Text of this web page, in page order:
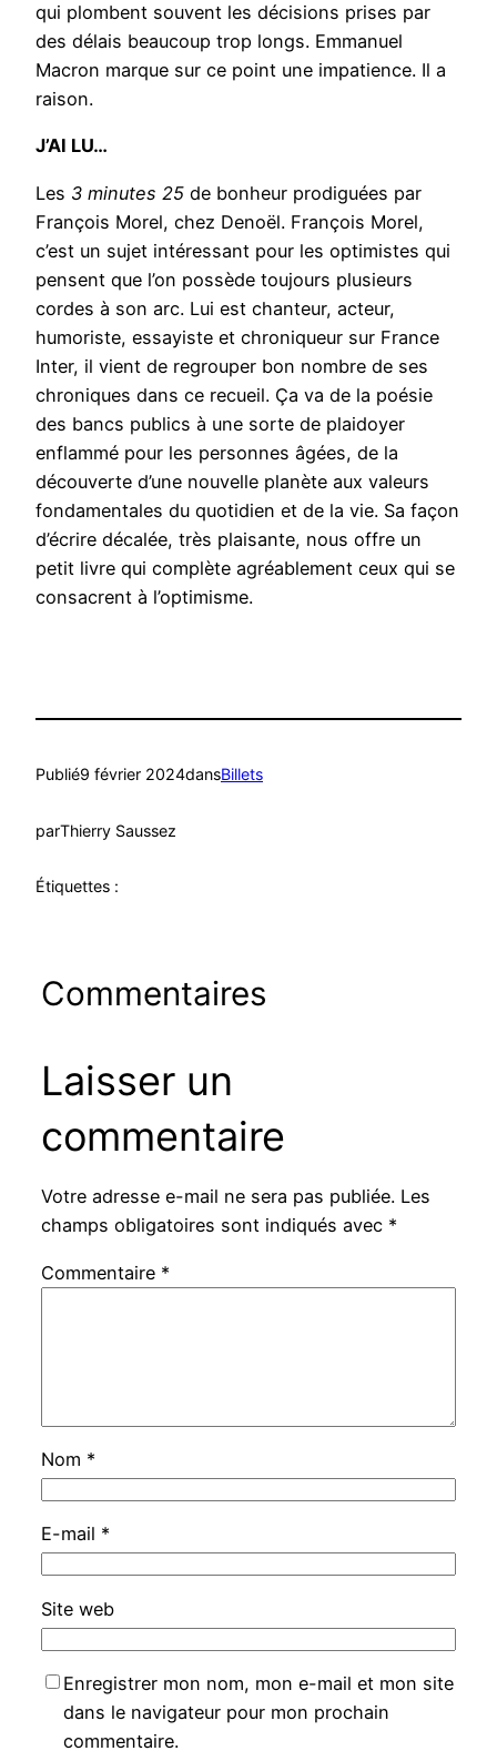
qui plombent souvent les décisions prises par
des délais beaucoup trop longs. Emmanuel
Macron marque sur ce point une impatience. Il a
raison.
J’AI LU…
Les 3 minutes 25 de bonheur prodiguées par
François Morel, chez Denoël. François Morel,
c’est un sujet intéressant pour les optimistes qui
pensent que l’on possède toujours plusieurs
cordes à son arc. Lui est chanteur, acteur,
humoriste, essayiste et chroniqueur sur France
Inter, il vient de regrouper bon nombre de ses
chroniques dans ce recueil. Ça va de la poésie
des bancs publics à une sorte de plaidoyer
enflammé pour les personnes âgées, de la
découverte d’une nouvelle planète aux valeurs
fondamentales du quotidien et de la vie. Sa façon
d’écrire décalée, très plaisante, nous offre un
petit livre qui complète agréablement ceux qui se
consacrent à l’optimisme.
Publié9 février 2024dansBillets
parThierry Saussez
Étiquettes :
Commentaires
Laisser un
commentaire
Votre adresse e-mail ne sera pas publiée. Les
champs obligatoires sont indiqués avec *
Commentaire *
Nom *
E-mail *
Site web
Enregistrer mon nom, mon e-mail et mon site
dans le navigateur pour mon prochain
commentaire.